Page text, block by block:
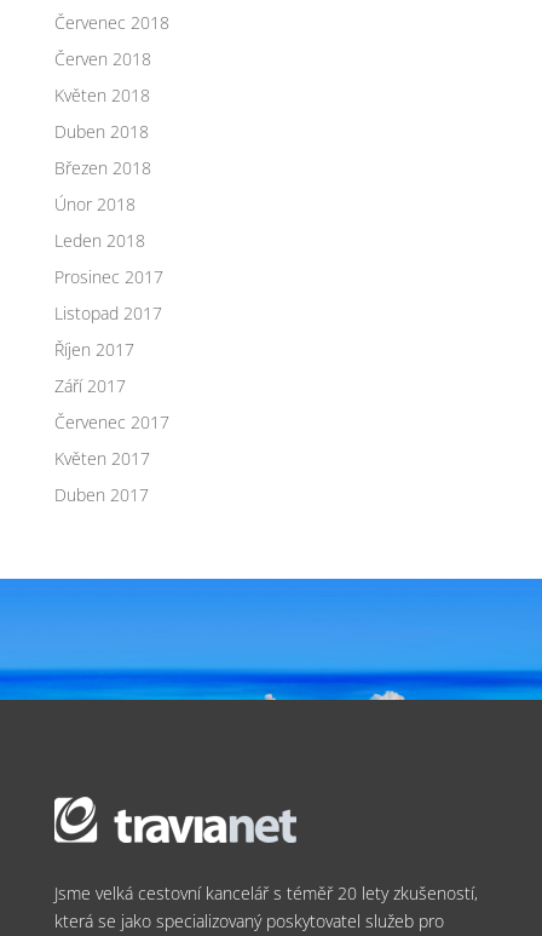
Červenec 2018
Červen 2018
Květen 2018
Duben 2018
Březen 2018
Únor 2018
Leden 2018
Prosinec 2017
Listopad 2017
Říjen 2017
Září 2017
Červenec 2017
Květen 2017
Duben 2017
Jsme velká cestovní kancelář s téměř 20 lety zkušeností,
která se jako specializovaný poskytovatel služeb pro